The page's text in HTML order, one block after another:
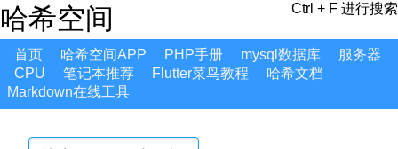
哈希空间 Ctrl + F 进行搜索
首页 哈希空间APP PHP手册 mysql数据库
服务器
CPU
笔记本推荐 Flutter菜鸟教程
哈希文档
Markdown在线工具